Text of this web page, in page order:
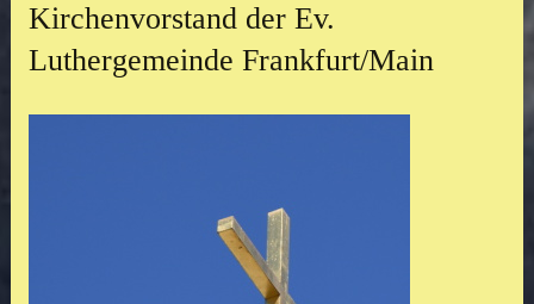
Kirchenvorstand der Ev.
Luthergemeinde Frankfurt/Main